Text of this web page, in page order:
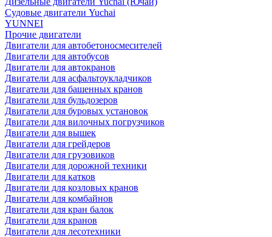
Судовые двигатели Yuchai
YUNNEI
Прочие двигатели
Двигатели для автобетоносмесителей
Двигатели для автобусов
Двигатели для автокранов
Двигатели для асфальтоукладчиков
Двигатели для башенных кранов
Двигатели для бульдозеров
Двигатели для буровых установок
Двигатели для вилочных погрузчиков
Двигатели для вышек
Двигатели для грейдеров
Двигатели для грузовиков
Двигатели для дорожной техники
Двигатели для катков
Двигатели для козловых кранов
Двигатели для комбайнов
Двигатели для кран балок
Двигатели для кранов
Двигатели для лесотехники